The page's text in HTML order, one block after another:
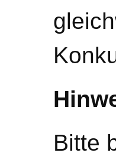
Bitte